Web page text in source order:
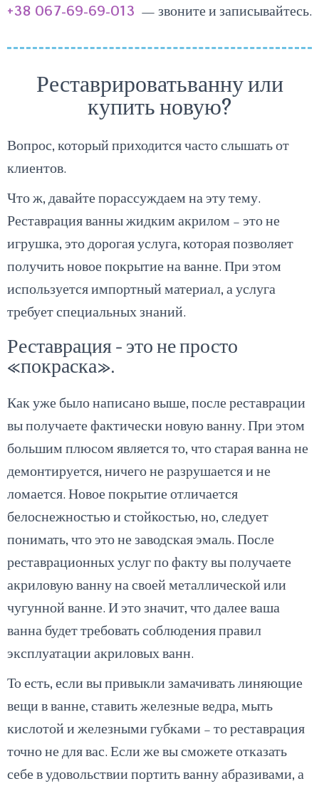
+38 067-69-69-013 — звоните и записывайтесь.
Реставрироватьванну или
купить новую?
Вопрос, который приходится часто слышать от
клиентов.
Что ж, давайте порассуждаем на эту тему.
Реставрация ванны жидким акрилом – это не
игрушка, это дорогая услуга, которая позволяет
получить новое покрытие на ванне. При этом
используется импортный материал, а услуга
требует специальных знаний.
Реставрация – это не просто
«покраска».
Как уже было написано выше, после реставрации
вы получаете фактически новую ванну. При этом
большим плюсом является то, что старая ванна не
демонтируется, ничего не разрушается и не
ломается. Новое покрытие отличается
белоснежностью и стойкостью, но, следует
понимать, что это не заводская эмаль. После
реставрационных услуг по факту вы получаете
акриловую ванну на своей металлической или
чугунной ванне. И это значит, что далее ваша
ванна будет требовать соблюдения правил
эксплуатации акриловых ванн.
То есть, если вы привыкли замачивать линяющие
вещи в ванне, ставить железные ведра, мыть
кислотой и железными губками – то реставрация
точно не для вас. Если же вы сможете отказать
себе в удовольствии портить ванну абразивами, а